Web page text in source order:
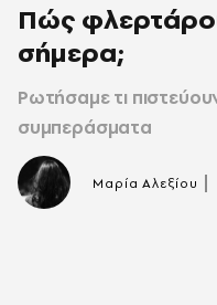
Πώς
σήμερα;
Ρωτήσαμε τι
συμπεράσματα
Μαρία Αλεξίου